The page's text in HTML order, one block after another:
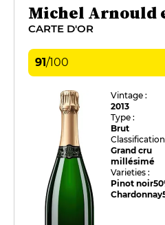
Michel Arnould
CARTE D'OR
91/100
Vintage :
2013
Type :
Brut
Classification
Grand cru
millésimé
Varieties :
Pinot noir
Chardonnay